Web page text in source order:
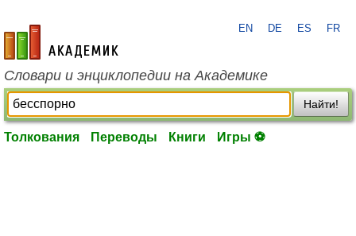
academic.ru
EN DE ES FR
Словари и энциклопедии на Академике
Найти!
Толкования Переводы Книги Игры ⚽